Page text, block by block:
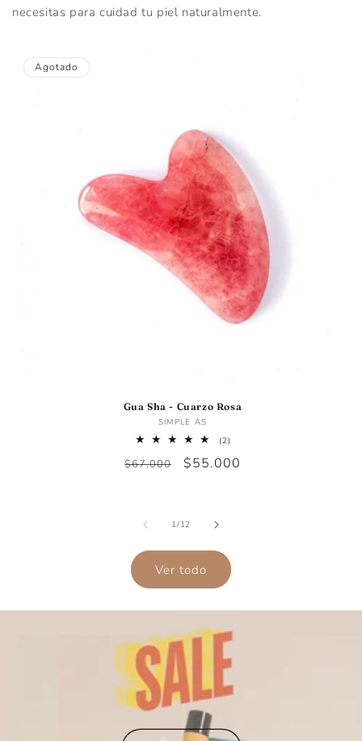
necesitas para cuidad tu piel naturalmente.
Agotado
Gua Sha - Cuarzo Rosa
Proveedor:
SIMPLE AS
(2)
totales
Precio
$67.000
Precio
$55.000
1/de
12
Ver todo